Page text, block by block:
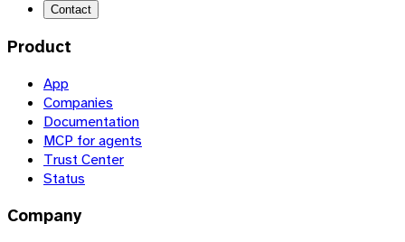
Contact
Product
App
Companies
Documentation
MCP for agents
Trust Center
Status
Company